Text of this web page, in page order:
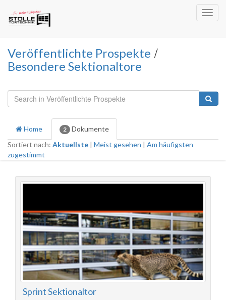
Veröffentlichte Prospekte /
Besondere Sektionaltore
Home 2
Dokumente
Sortiert nach: Aktuellste Meist gesehen
Am häufigsten
zugestimmt
Sprint Sektionaltor